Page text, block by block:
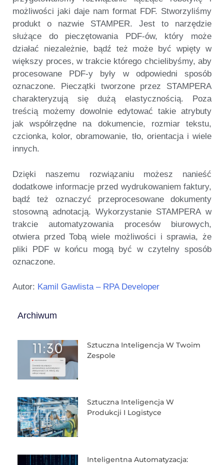
możliwości jaki daje nam format FDF. Stworzyliśmy
produkt o nazwie STAMPER. Jest to narzędzie
służące do pieczętowania PDF-ów, który może
działać niezależnie, bądź też może być wpięty w
większy proces, w trakcie którego chcielibyśmy, aby
procesowane PDF-y były w odpowiedni sposób
oznaczone. Pieczątki tworzone przez STAMPERA
charakteryzują się dużą elastycznością. Poza
treścią możemy dowolnie edytować takie atrybuty
jak współrzędne na dokumencie, rozmiar tekstu,
czcionka, kolor, obramowanie, tło, orientacja i wiele
innych.
Dzięki naszemu rozwiązaniu możesz nanieść
dodatkowe informacje przed wydrukowaniem faktury,
bądź też oznaczyć przeprocesowane dokumenty
stosowną adnotacją. Wykorzystanie STAMPERA w
trakcie automatyzowania procesów biurowych,
otwiera przed Tobą wiele możliwości i sprawia, że
pliki PDF w końcu mogą być w czytelny sposób
oznaczone.
Autor: Kamil Gawlista – RPA Developer
Archiwum
Sztuczna Inteligencja W Twoim
Zespole
Sztuczna Inteligencja W
Produkcji I Logistyce
Inteligentna Automatyzacja: